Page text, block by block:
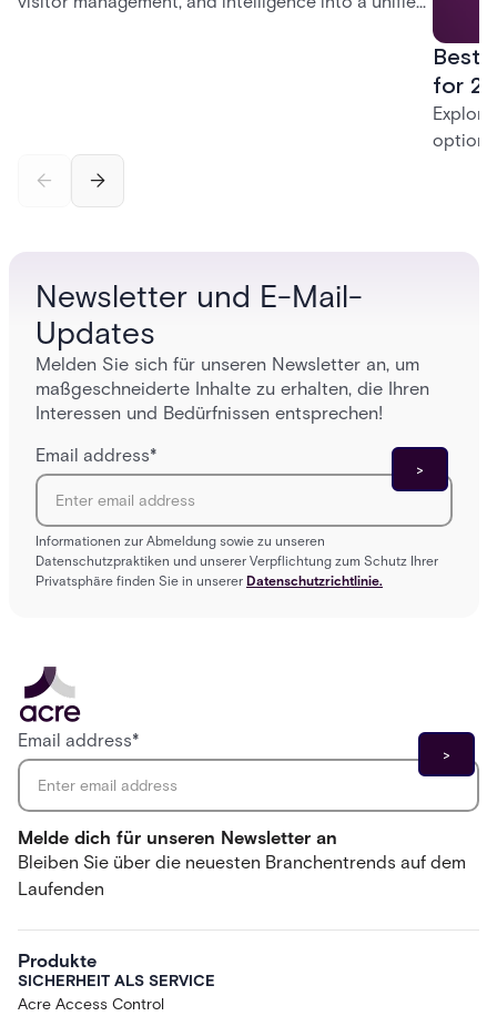
Best
for
Newsletter und E-Mail-
Updates
Melden Sie sich für unseren Newsletter an, um
maßgeschneiderte Inhalte zu erhalten, die Ihren
Interessen und Bedürfnissen entsprechen!
Email address*
Informationen zur Abmeldung sowie zu unseren
Datenschutzpraktiken und unserer Verpflichtung zum Schutz Ihrer
Privatsphäre finden Sie in unserer Datenschutzrichtlinie.
Melde dich für unseren Newsletter an
Bleiben Sie über die neuesten Branchentrends auf dem
Laufenden
Email address*
Produkte
SICHERHEIT ALS SERVICE
Acre Access Control